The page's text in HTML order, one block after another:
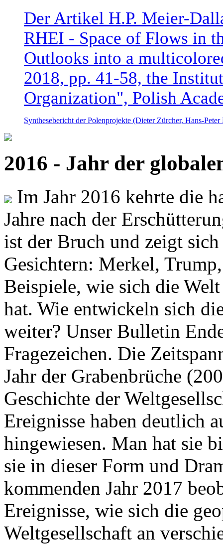
Der Artikel H.P. Meier-
RHEI - Space of Flows in
Outlooks into a
2018, pp. 41-58, the
Organization", Polish
Synthesebericht der Polenprojekte (Dieter Zürcher, Hans-
2016 - Jahr der
Im Jahr 2016 kehrte die
Jahre nach der
ist der Bruch und zeigt
Gesichtern: Merkel,
Beispiele, wie sich die
hat. Wie entwickeln sich
weiter? Unser Bulletin
Fragezeichen. Die
Jahr der Grabenbrüche
Geschichte der
Ereignisse haben deutlich
hingewiesen. Man hat sie
sie in dieser Form und
kommenden Jahr 2017
Ereignisse, wie sich die
Weltgesellschaft an